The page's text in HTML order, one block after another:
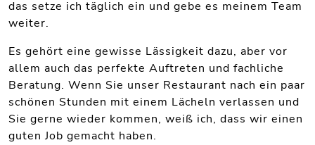
das setze ich täglich ein und gebe es meinem Team
weiter.
Es gehört eine gewisse Lässigkeit dazu, aber vor
allem auch das perfekte Auftreten und fachliche
Beratung. Wenn Sie unser Restaurant nach ein paar
schönen Stunden mit einem Lächeln verlassen und
Sie gerne wieder kommen, weiß ich, dass wir einen
guten Job gemacht haben.